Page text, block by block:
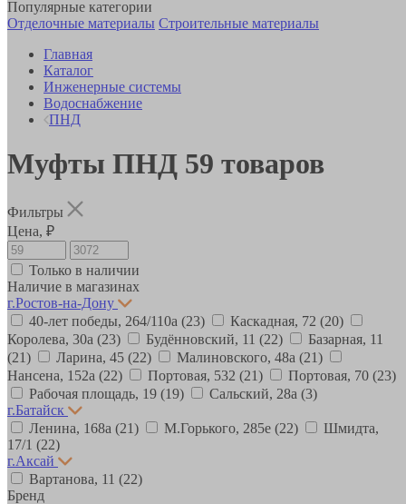
Популярные категории
Отделочные материалы Строительные материалы
Главная
Каталог
Инженерные системы
Водоснабжение
ПНД
Муфты ПНД 59 товаров
Фильтры
Цена, ₽
Только в наличии
Наличие в магазинах
г.Ростов-на-Дону
40-лет победы, 264/110а (23) Каскадная, 72 (20)
Королева, 30а (23) Будённовский, 11 (22)
Базарная, 11
(21)
Ларина, 45 (22) Малиновского, 48а (21)
Нансена, 152а (22) Портовая, 532 (21) Портовая, 70 (23)
Рабочая площадь, 19 (19) Сальский, 28a (3)
г.Батайск
Ленина, 168а (21) М.Горького, 285е (22)
Шмидта,
17/1 (22)
г.Аксай
Вартанова, 11 (22)
Бренд